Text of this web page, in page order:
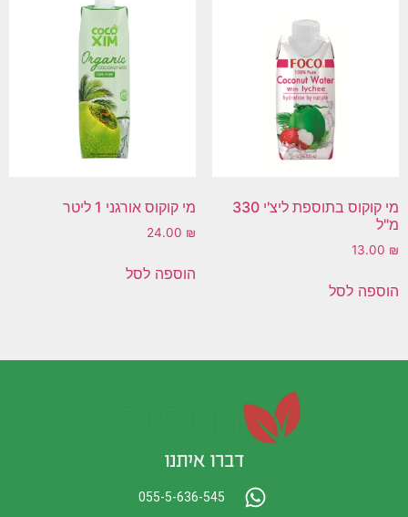
מי קוקוס בתוספת ליצ'י 330
מ"ל
13.00 ₪
הוספה לסל
מי קוקוס אורגני 1 ליטר
24.00 ₪
הוספה לסל
דברו איתנו
055-5-636-545